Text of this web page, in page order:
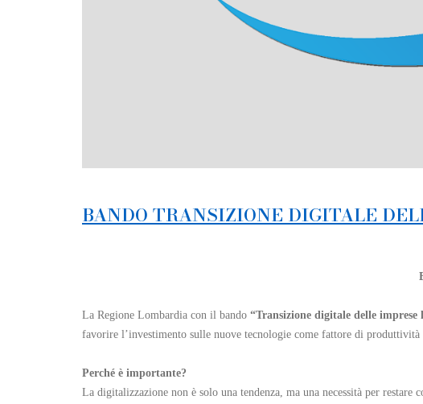
BANDO TRANSIZIONE DIGITALE
La Regione Lombardia con il bando “Transizione digitale delle imprese
favorire l’investimento sulle nuove tecnologie come fattore di
Perché è importante?
La digitalizzazione non è solo una tendenza, ma una necessità per